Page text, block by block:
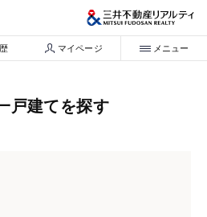
マイページ メニュー
戸建てを探す